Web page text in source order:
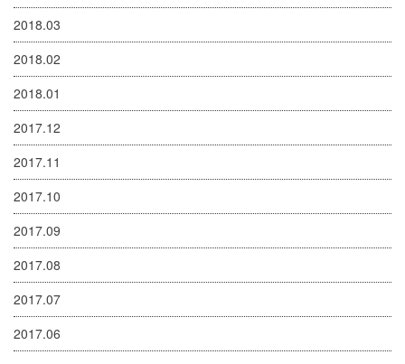
2018.03
2018.02
2018.01
2017.12
2017.11
2017.10
2017.09
2017.08
2017.07
2017.06